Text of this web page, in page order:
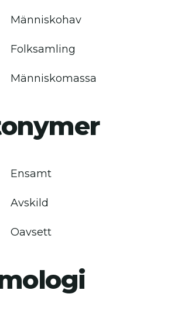
Människohav
Folksamling
Människomassa
Ensamt
Avskild
Oavsett